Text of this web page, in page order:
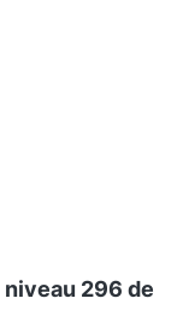
niveau 296 de